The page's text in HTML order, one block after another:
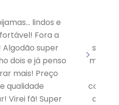
lindos e
Fora a
Algodão super
dois e já penso
mais! Preço
qualidade
Virei fã! Super
sobre
me